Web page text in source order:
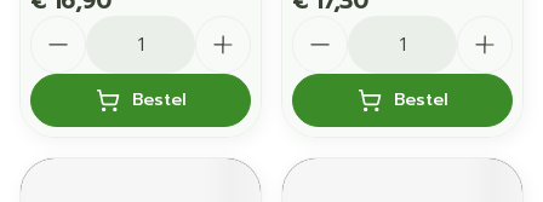
Bestel Bestel